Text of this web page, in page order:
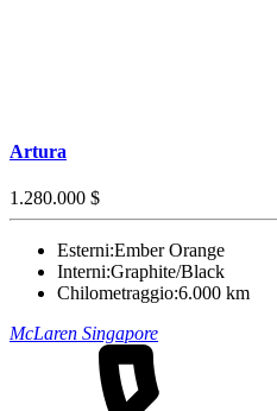
Artura
1.280.000 $
Esterni:Ember Orange
Interni:Graphite/Black
Chilometraggio:6.000 km
McLaren Singapore